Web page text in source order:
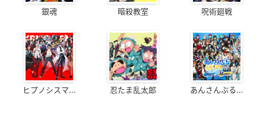
銀魂 暗殺教室 呪術廻戦
ヒプノシスマ... 忍たま乱太郎 あんさんぶる...